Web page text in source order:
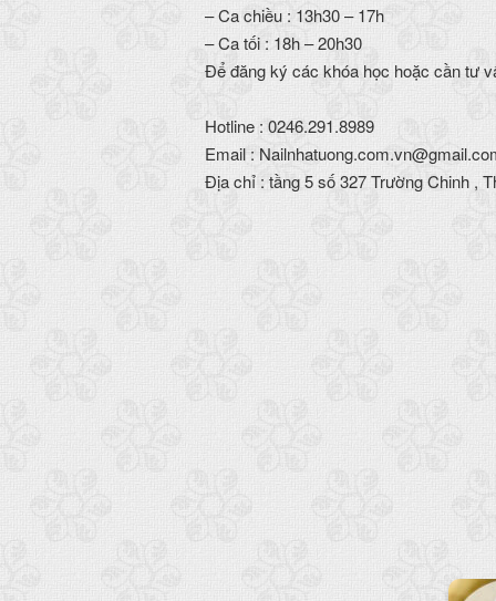
– Ca chiều : 13h30 – 17h
– Ca tối : 18h – 20h30
Để đăng ký các khóa học hoặc cần tư
Hotline : 0246.291.8989
Email :
Địa chỉ : tầng 5 số 327 Trường Chinh ,